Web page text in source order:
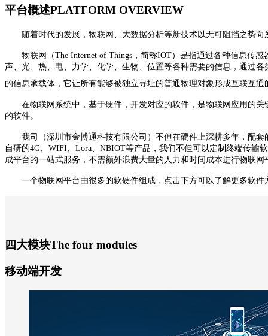
平台概述PLATFORM OVERVIEW
随着时代的发展，物联网、大数据分析等新技术以无可阻挡之势
物联网（The Internet of Things，简称IOT）是指通过各种信息传
声、光、热、电、力学、化学、生物、位置等各种需要的信息，通过
的信息承载体，它让所有能够被独立寻址的普通物理对象形成互联互通
在物联网系统中，基于硬件，开发对应的软件，是物联网应用的
的软件。
我司（深圳市金博通科技有限公司）不但在硬件上深耕多年，配
自研的4G WIFI Lora NBIOT等产品，我们不但可以定制终端传输
成平台的一站式服务，不需额外浪费大量的人力和时间成本进行物联网
一个物联网平台由很多的软硬件组成，点击下方可以了解更多软件
四大模块The four modules
移动端开发